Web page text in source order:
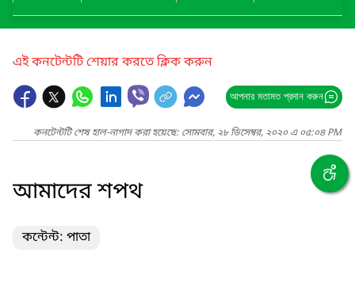
এই কনটেন্টটি শেয়ার করতে ক্লিক করুন
আপনার মতামত প্রদান করুন
কনটেন্টটি শেষ হাল-নাগাদ করা হয়েছে: সোমবার, ২৮ ডিসেম্বর, ২০২০ এ ০৫:০৪ PM
আমাদের শপথ
কন্টেন্ট: পাতা